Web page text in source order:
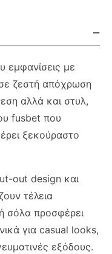
εμφανίσεις με
ζεστή απόχρωση
αλλά και στυλ,
fusbet που
ξεκούραστο
out design και
τέλεια
σόλα προσφέρει
για casual looks,
εξόδους.